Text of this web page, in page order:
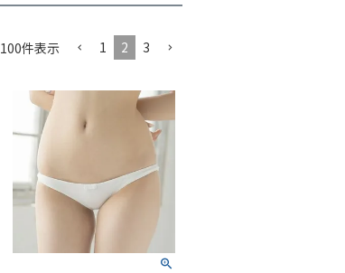
100件表示 1 2 3